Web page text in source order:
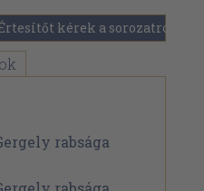
kérek a sorozatról